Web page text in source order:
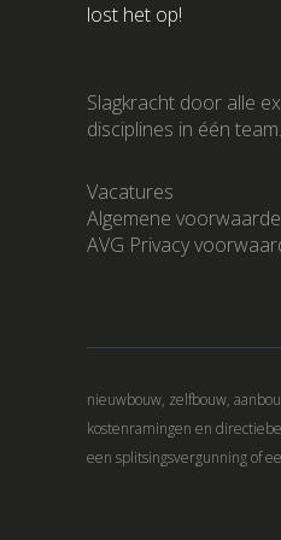
lost het op!
Slagkracht door alle
disciplines in één team.
Vacatures
Algemene
AVG Privacy
nieuwbouw, zelfbouw,
kostenramingen en
een splitsingsvergunning of